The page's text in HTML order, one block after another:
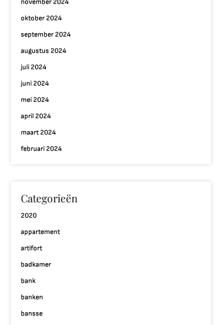
november 2024
oktober 2024
september 2024
augustus 2024
juli 2024
juni 2024
mei 2024
april 2024
maart 2024
februari 2024
Categorieën
2020
appartement
artifort
badkamer
bank
banken
bansse